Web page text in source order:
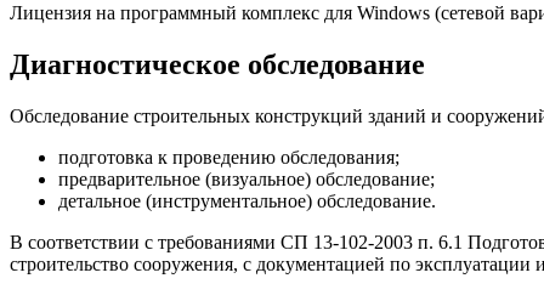
Лицензия на программный комплекс для Windows (сетевой
Диагностическое обследование
Обследование строительных конструкций зданий и
подготовка к проведению обследования;
предварительное (визуальное) обследование;
детальное (инструментальное) обследование.
В соответствии с требованиями СП 13-102-2003 п. 6.1
строительство сооружения, с документацией по